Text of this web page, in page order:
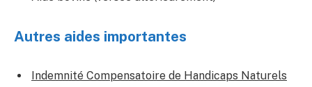
Autres aides importantes
Indemnité Compensatoire de Handicaps Naturels